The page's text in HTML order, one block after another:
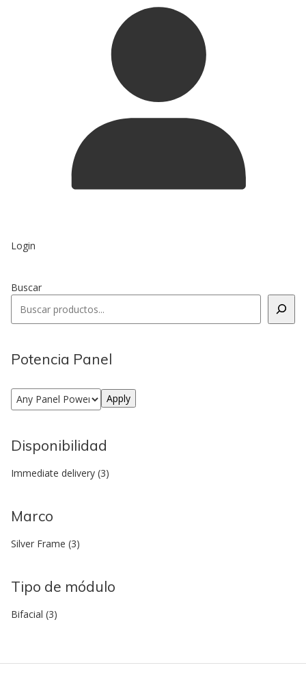
Login
Buscar
Potencia Panel
Apply
Disponibilidad
Immediate delivery (3)
Marco
Silver Frame (3)
Tipo de módulo
Bifacial (3)